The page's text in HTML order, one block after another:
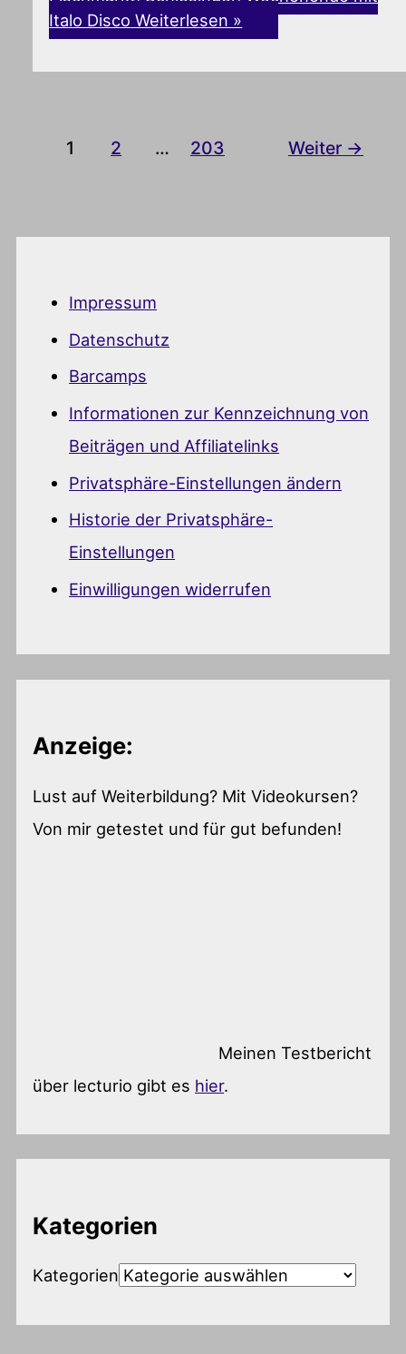
Italo Disco Weiterlesen »
1 2 … 203 Weiter →
Impressum
Datenschutz
Barcamps
Informationen zur Kennzeichnung von
Beiträgen und Affiliatelinks
Privatsphäre-Einstellungen ändern
Historie der Privatsphäre-
Einstellungen
Einwilligungen widerrufen
Anzeige:
Lust auf Weiterbildung? Mit Videokursen?
Von mir getestet und für gut befunden!
Meinen Testbericht
über lecturio gibt es hier.
Kategorien
Kategorien